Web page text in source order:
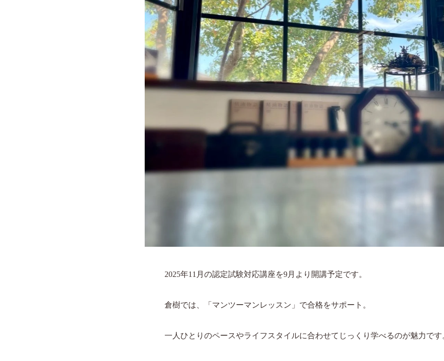
2025年11月の認定試験対応講座を9月より開講予定です。
倉樹では、「マンツーマンレッスン」で合格をサポート。
一人ひとりのペースやライフスタイルに合わせてじっくり学べるのが魅力です